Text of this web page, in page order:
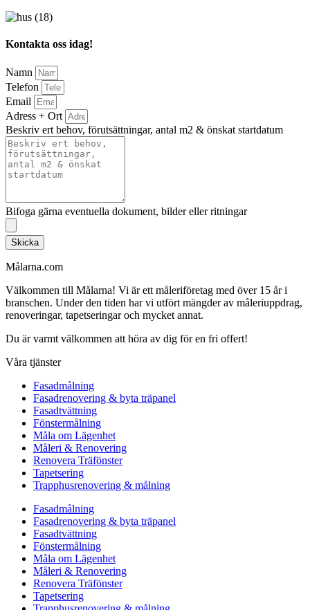
Kontakta oss idag!
Namn
Telefon
Email
Adress + Ort
Beskriv ert behov, förutsättningar, antal m2 & önskat startdatum
Bifoga gärna eventuella dokument, bilder eller ritningar
Skicka
Målarna.com
Välkommen till Målarna! Vi är ett måleriföretag med över 15 år i
branschen. Under den tiden har vi utfört mängder av måleriuppdrag,
renoveringar, tapetseringar och mycket annat.
Du är varmt välkommen att höra av dig för en fri offert!
Våra tjänster
Fasadmålning
Fasadrenovering & byta träpanel
Fasadtvättning
Fönstermålning
Måla om Lägenhet
Måleri & Renovering
Renovera Träfönster
Tapetsering
Trapphusrenovering & målning
Fasadmålning
Fasadrenovering & byta träpanel
Fasadtvättning
Fönstermålning
Måla om Lägenhet
Måleri & Renovering
Renovera Träfönster
Tapetsering